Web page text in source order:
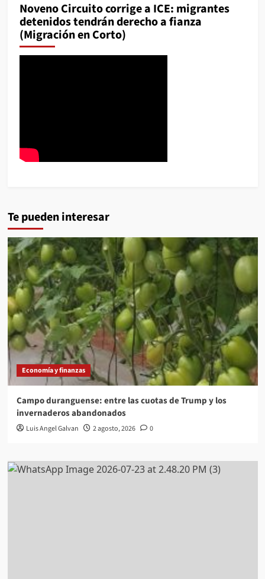
Noveno Circuito corrige a ICE: migrantes
detenidos tendrán derecho a fianza
(Migración en Corto)
Te pueden interesar
Economía y finanzas
Campo duranguense: entre las cuotas de Trump y los
invernaderos abandonados
Luis Angel Galvan 2 agosto, 2026 0